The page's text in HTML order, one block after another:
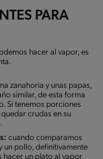
PARA
hacer al vapor, es
zanahoria y unas papas,
similar, de esta forma
Si tenemos porciones
crudas en su
cuando comparamos
un pollo, definitivamente
hacer un plato al vapor